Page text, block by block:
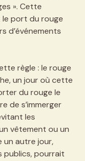
». Cette
port du rouge
d’événements
règle : le rouge
un jour où cette
du rouge le
de s’immerger
les
vêtement ou un
autre jour,
publics, pourrait